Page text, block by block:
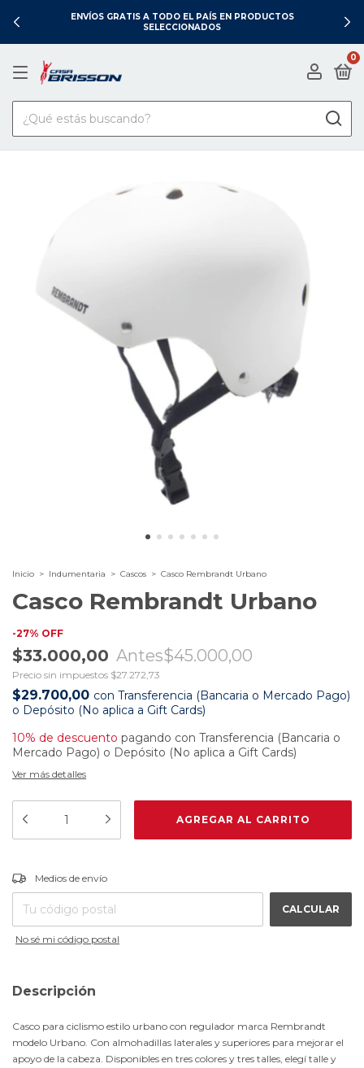
ENVÍOS GRATIS A TODO EL PAÍS EN PRODUCTOS
SELECCIONADOS
0
Inicio > Indumentaria > Cascos > Casco Rembrandt Urbano
Casco Rembrandt Urbano
-27% OFF
$33.000,00 $45.000,00
Precio sin impuestos $27.272,73
$29.700,00 con Transferencia (Bancaria o Mercado Pago)
o Depósito (No aplica a Gift Cards)
10% de descuento pagando con Transferencia (Bancaria o
Mercado Pago) o Depósito (No aplica a Gift Cards)
Ver más detalles
Entregas para el CP:
Medios de envío
CALCULAR
No sé mi código postal
Descripción
Casco para ciclismo estilo urbano con regulador marca Rembrandt
modelo Urbano. Con almohadillas laterales y superiores para mejorar el
apoyo de la cabeza. Disponibles en tres colores y tres talles, elegí talle y